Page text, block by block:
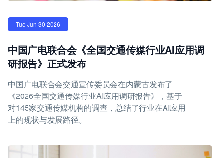
Tue Jun 30 2026
中国广电联合会《全国交通传媒行业AI应用调
研报告》正式发布
中国广电联合会交通宣传委员会在内蒙古发布了
《2026全国交通传媒行业AI应用调研报告》，基于
对145家交通传媒机构的调查，总结了行业在AI应用
上的现状与发展路径。